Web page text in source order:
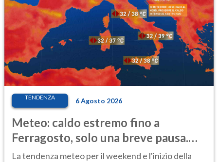
TENDENZA 6 Agosto 2026
Meteo: caldo estremo fino a
Ferragosto, solo una breve pausa.
Ecco dove
La tendenza meteo per il weekend e l'inizio della